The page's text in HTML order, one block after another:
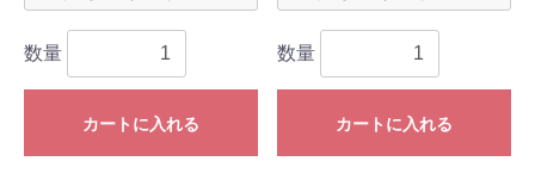
数量
カートに入れる
数量
カートに入れる